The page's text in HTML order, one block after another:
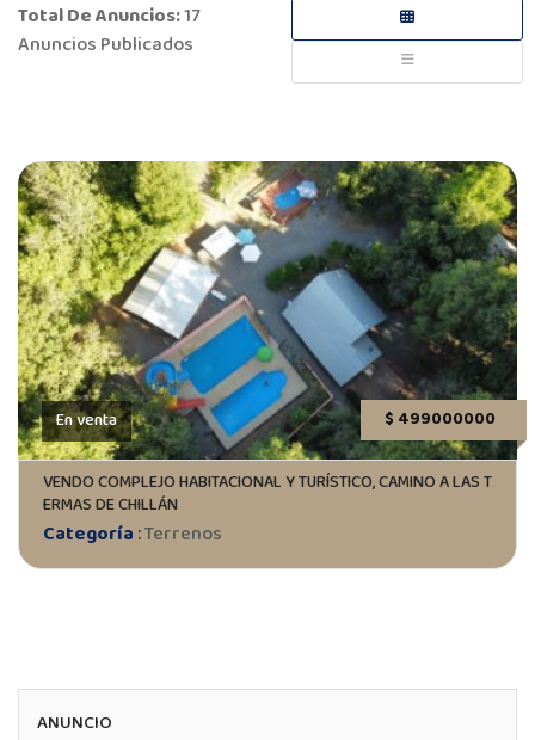
Total De Anuncios:17
Anuncios Publicados
En venta $ 499000000
VENDO COMPLEJO HABITACIONAL Y TURÍSTICO, CAMINO A LAS T
ERMAS DE CHILLÁN
Categoría:Terrenos
ANUNCIO